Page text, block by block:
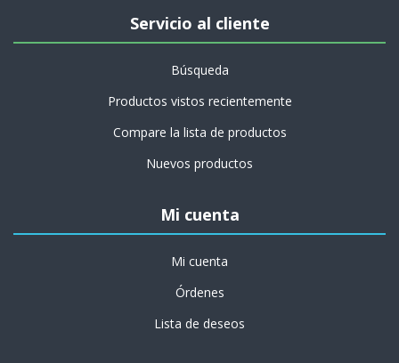
Servicio al cliente
Búsqueda
Productos vistos recientemente
Compare la lista de productos
Nuevos productos
Mi cuenta
Mi cuenta
Órdenes
Lista de deseos